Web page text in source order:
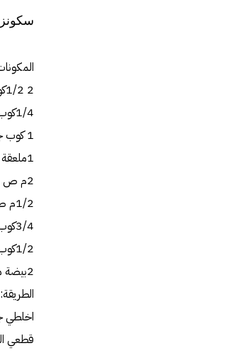
2 1/2كوب دقيق الحلويات.
1/4كوب بقدونس مفروم.
1 كوب جبن تشيدر مبشور.
1ملعقة طعام باكنج باودر.
2م ص شبت مفروم.
1/2م ص ملح.
3/4كوب زبدة باردة.
1/2كوب حليب ابوقوس.
2بيضة مخفوقة قليلا.
الطريقة:
اخلطي
قطعي